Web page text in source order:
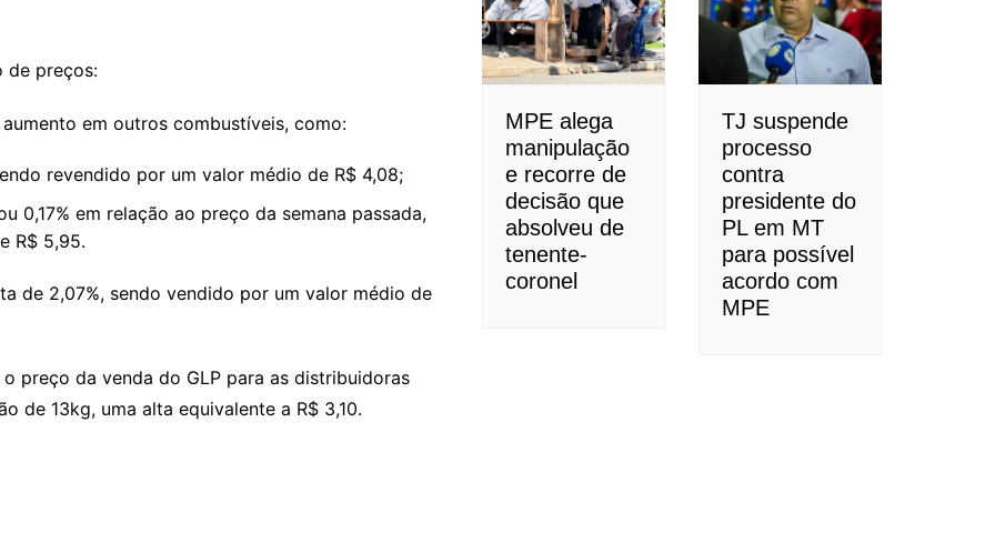
de preços:
em outros combustíveis, como:
revendido por um valor médio de R$ 4,08;
0,17% em relação ao preço da semana passada,
R$ 5,95.
de 2,07%, sendo vendido por um valor médio de
preço da venda do GLP para as distribuidoras
de 13kg, uma alta equivalente a R$ 3,10.
MPE alega
manipulação
e recorre de
decisão que
absolveu de
tenente-
coronel
TJ suspende
processo
contra
presidente do
PL em MT
para possível
acordo com
MPE